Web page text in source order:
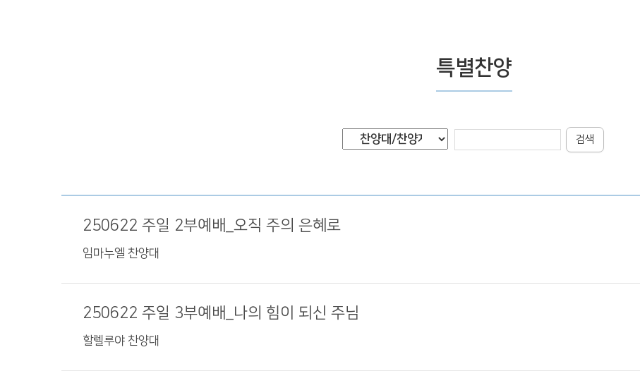
특별찬양
검색
250622 주일 2부예배_오직 주의 은혜로
임마누엘 찬양대
250622 주일 3부예배_나의 힘이 되신 주님
할렐루야 찬양대